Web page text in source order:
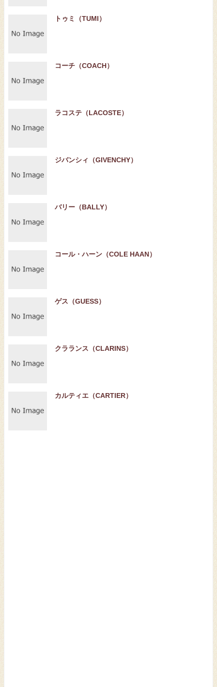
トゥミ（TUMI）
コーチ（COACH）
ラコステ（LACOSTE）
ジバンシィ（GIVENCHY）
バリー（BALLY）
コール・ハーン（COLE HAAN）
ゲス（GUESS）
クラランス（CLARINS）
カルティエ（CARTIER）